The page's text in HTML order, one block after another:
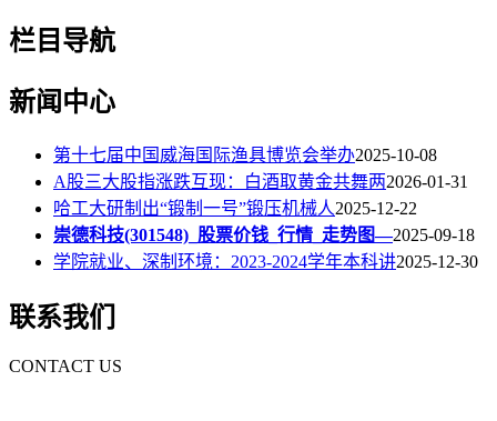
栏目导航
新闻中心
第十七届中国威海国际渔具博览会举办2025-10-08
A股三大股指涨跌互现：白酒取黄金共舞两2026-01-31
哈工大研制出“锻制一号”锻压机械人2025-12-22
崇德科技(301548)_股票价钱_行情_走势图—2025-09-18
学院就业、深制环境：2023-2024学年本科讲2025-12-30
联系我们
CONTACT US